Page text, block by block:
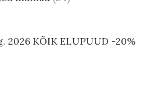
2026 KÕIK ELUPUUD -20%